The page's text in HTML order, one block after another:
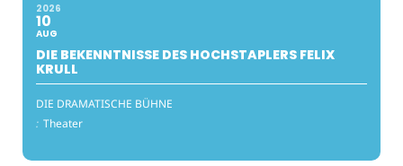
2026
10
AUG
DIE BEKENNTNISSE DES HOCHSTAPLERS FELIX
KRULL
DIE DRAMATISCHE BÜHNE
: Theater